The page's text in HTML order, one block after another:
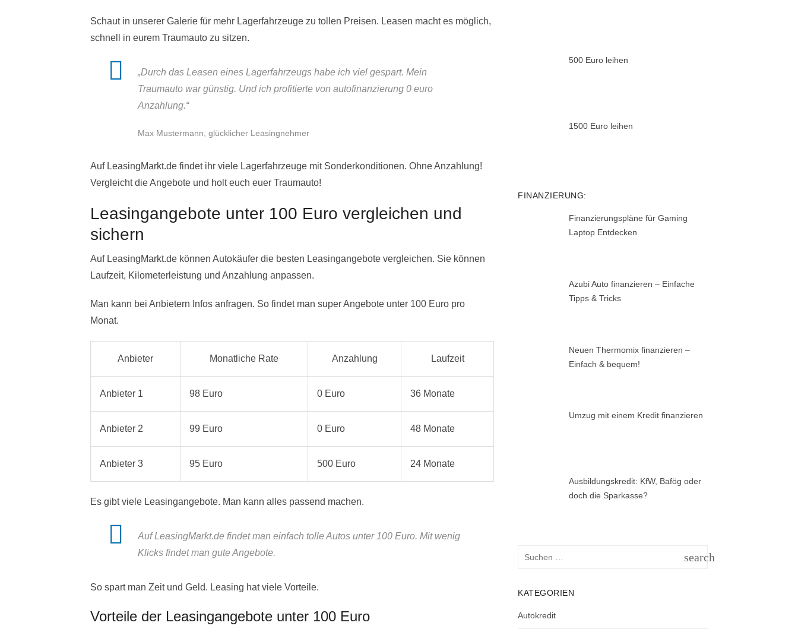
Schaut in unserer Galerie für mehr Lagerfahrzeuge zu tollen Preisen. Leasen macht es möglich,
schnell in eurem Traumauto zu sitzen.
„Durch das Leasen eines Lagerfahrzeugs habe ich viel gespart. Mein
Traumauto war günstig. Und ich profitierte von autofinanzierung 0 euro
Anzahlung.“
Max Mustermann, glücklicher Leasingnehmer
Auf LeasingMarkt.de findet ihr viele Lagerfahrzeuge mit Sonderkonditionen. Ohne Anzahlung!
Vergleicht die Angebote und holt euch euer Traumauto!
Leasingangebote unter 100 Euro vergleichen und
sichern
Auf LeasingMarkt.de können Autokäufer die besten Leasingangebote vergleichen. Sie können
Laufzeit, Kilometerleistung und Anzahlung anpassen.
Man kann bei Anbietern Infos anfragen. So findet man super Angebote unter 100 Euro pro
Monat.
Anbieter Monatliche Rate Anzahlung Laufzeit
Anbieter 1 98 Euro 0 Euro 36 Monate
Anbieter 2 99 Euro 0 Euro 48 Monate
Anbieter 3 95 Euro 500 Euro 24 Monate
Es gibt viele Leasingangebote. Man kann alles passend machen.
Auf LeasingMarkt.de findet man einfach tolle Autos unter 100 Euro. Mit wenig
Klicks findet man gute Angebote.
So spart man Zeit und Geld. Leasing hat viele Vorteile.
Vorteile der Leasingangebote unter 100 Euro
500 Euro leihen
1500 Euro leihen
FINANZIERUNG:
Finanzierungspläne für Gaming
Laptop Entdecken
Azubi Auto finanzieren – Einfache
Tipps & Tricks
Neuen Thermomix finanzieren –
Einfach & bequem!
Umzug mit einem Kredit finanzieren
Ausbildungskredit: KfW, Bafög oder
doch die Sparkasse?
search
KATEGORIEN
Autokredit